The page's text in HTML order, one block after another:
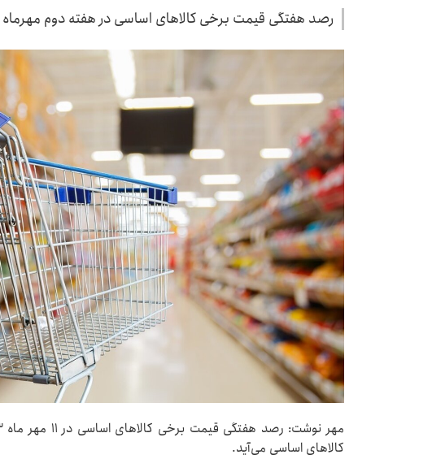
رصد هفتگی قیمت برخی کالاهای اساسی در هفته دوم مهرماه ۱۴۰۳ انجام شد.
کالاهای اساسی می‌آید.